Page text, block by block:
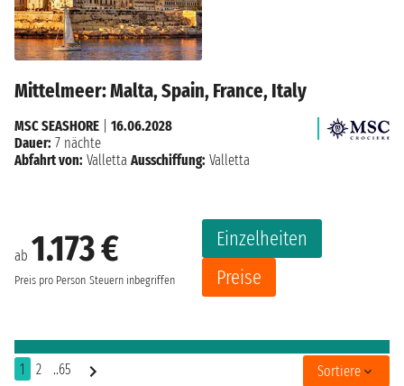
Mittelmeer: Malta, Spain, France, Italy
ab 1.173 €
Preis pro Person Steuern inbegriffen
Einzelheiten
Preise
MSC SEASHORE
16.06.2028
Dauer: 7 nächte
Abfahrt von: Valletta Ausschiffung: Valletta
1 2 ..65 Sortiere